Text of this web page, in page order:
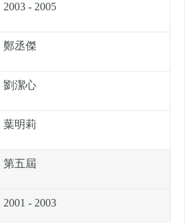
2003 - 2005
鄭丞傑
劉潔心
葉明莉
第五屆
2001 - 2003